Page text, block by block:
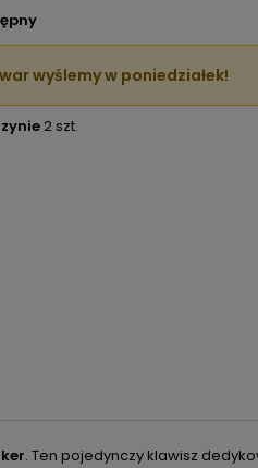
wyślemy w poniedziałek!
2 szt.
. Ten pojedynczy klawisz